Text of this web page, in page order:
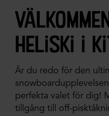
heliski i
Är du redo för den
perfekta valet för dig!
tillgång till off-